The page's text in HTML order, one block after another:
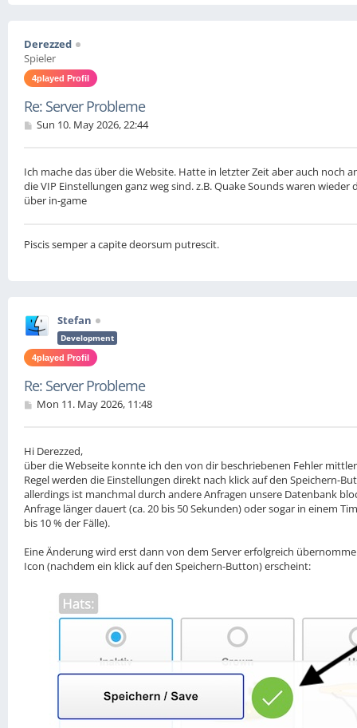
Derezzed
Spieler
4played Profil
Re: Server Probleme
PSun 10. May 2026, 22:44
Ich mache das über die Website. Hatte in letzter Zeit aber auch noch
die VIP Einstellungen ganz weg sind. z.B. Quake Sounds waren
über in-game
Piscis semper a capite deorsum putrescit.
Stefan
Development
4played Profil
Re: Server Probleme
PMon 11. May 2026, 11:48
Hi Derezzed,
über die Webseite konnte ich den von dir beschriebenen Fehler
Regel werden die Einstellungen direkt nach klick auf den Speichern-
allerdings ist manchmal durch andere Anfragen unsere Datenbank
Anfrage länger dauert (ca. 20 bis 50 Sekunden) oder sogar in einem
bis 10 % der Fälle).
Eine Änderung wird erst dann von dem Server erfolgreich
Icon (nachdem ein klick auf den Speichern-Button) erscheint: